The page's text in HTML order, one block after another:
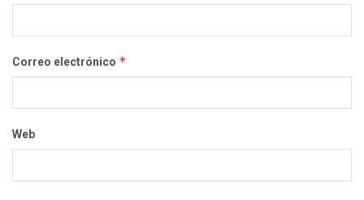
Correo electrónico *
Web